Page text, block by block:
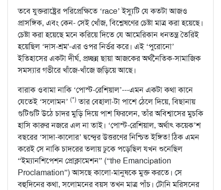
তবে যুক্তরাষ্ট্রের পরিপ্রেক্ষিতে ‘race’ ইস্যুটি যে কতটা আজও
প্রাসঙ্গিক, এবং কেন- সেই খোঁজ, বিশ্লেষণের চেষ্টা মাত্র করা হয়েছে।
চেষ্টা করা হয়েছে মনে করিয়ে দিতে যে আমেরিকান ধনতন্ত্র তৈরিই
হয়েছিল ‘দাস-শ্রম'-এরওপর নির্ভর করে। এই ‘পুরোনো’
ইতিহাসের একটা দীর্ঘ, প্রচ্ছন্ন ছায়া আজকের অর্থনৈতিক-সামাজিক
সমস্যার গভীরে খাঁজে-খাঁজে জড়িয়ে আছে।
বারাক ওবামা নাকি ‘পোস্ট-রেশিয়াল’---এমন একটা কথা কানে
যেতেই ‘সলোমন’ (*) তার বেহালা-টা পাশে ঠেলে দিয়ে, বিছানায়
গুটিগুটি উঠে চাদর মুড়ি দিয়ে পাশ ফিরলেন, তাঁর অবিশ্বাসের মুচকি
হাসি কারুর নজরে এল না তাই। ‘পোস্ট-রেশিয়াল, অর্থাৎ কয়েক’শ
বছরের ‘সাদা-কালোর’ দ্বন্দ্বের উত্তরণের নিশ্চিত ইঙ্গিত! ঠিক এমন
করেই সে নাকি চাদরের তলায় ঢুকে পড়েছিল যখন শুনেছিল
“ইম্যানশিপেশন প্রোক্লামেশন” (“the Emancipation
Proclamation”) আসছে কালো-মানুষকে মুক্ত করতে। সে
বহুদিনের কথা, সলোমনের বয়স তখন মাত্র পাঁচ। টোনি মরিসনের